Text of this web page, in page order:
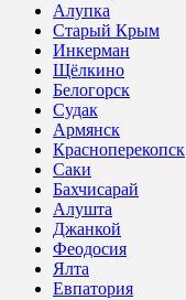
Алупка
Старый Крым
Инкерман
Щёлкино
Белогорск
Судак
Армянск
Красноперекопск
Саки
Бахчисарай
Алушта
Джанкой
Феодосия
Ялта
Евпатория